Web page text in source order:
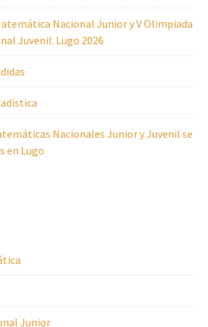
Nacional Junior y V Olimpiada
Juvenil. Lugo 2026
Nacionales Junior y Juvenil se
en Lugo
Junior